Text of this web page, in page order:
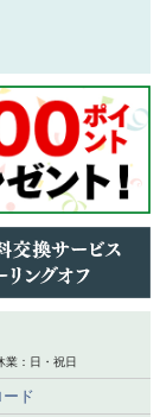
：日・祝日
ド